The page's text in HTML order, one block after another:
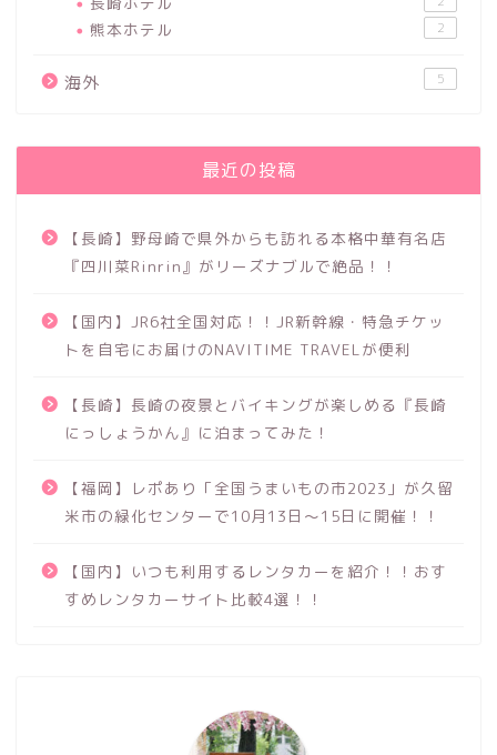
熊本ホテル 2
海外 5
最近の投稿
【長崎】野母崎で県外からも訪れる本格中華有名店
『四川菜Rinrin』がリーズナブルで絶品！！
【国内】JR6社全国対応！！JR新幹線・特急チケッ
トを自宅にお届けのNAVITIME TRAVELが便利
【長崎】長崎の夜景とバイキングが楽しめる『長崎
にっしょうかん』に泊まってみた！
【福岡】レポあり「全国うまいもの市2023」が久留
米市の緑化センターで10月13日～15日に開催！！
【国内】いつも利用するレンタカーを紹介！！おす
すめレンタカーサイト比較4選！！